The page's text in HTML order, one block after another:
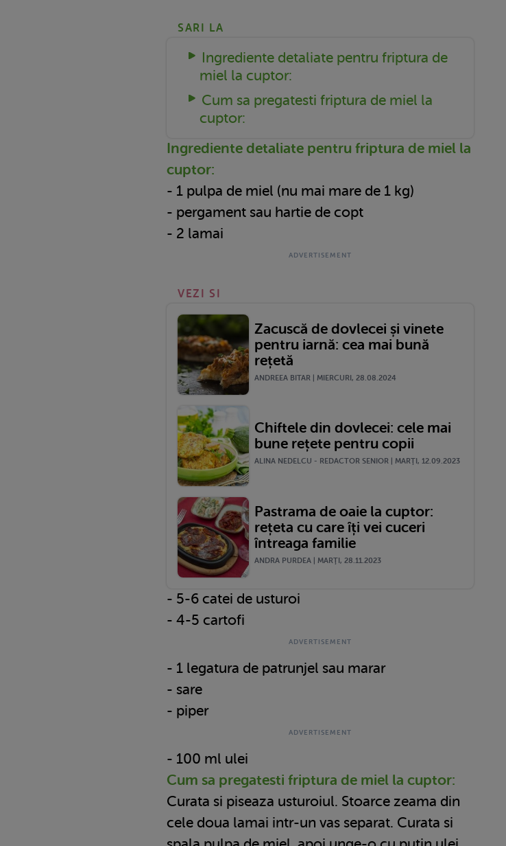
SARI LA
Ingrediente detaliate pentru friptura de
miel la cuptor:
Cum sa pregatesti friptura de miel la
cuptor:
Ingrediente detaliate pentru friptura de miel la
cuptor:
- 1 pulpa de miel (nu mai mare de 1 kg)
- pergament sau hartie de copt
- 2 lamai
VEZI SI
Zacuscă de dovlecei și vinete
pentru iarnă: cea mai bună
rețetă
ANDREEA BITAR | MIERCURI, 28.08.2024
Chiftele din dovlecei: cele mai
bune rețete pentru copii
ALINA NEDELCU - REDACTOR SENIOR | MARŢI, 12.09.2023
Pastrama de oaie la cuptor:
rețeta cu care îți vei cuceri
întreaga familie
ANDRA PURDEA | MARŢI, 28.11.2023
- 5-6 catei de usturoi
- 4-5 cartofi
- 1 legatura de patrunjel sau marar
- sare
- piper
- 100 ml ulei
Cum sa pregatesti friptura de miel la cuptor:
Curata si piseaza usturoiul. Stoarce zeama din
cele doua lamai intr-un vas separat. Curata si